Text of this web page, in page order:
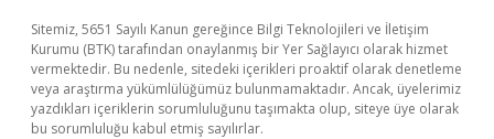
Sitemiz, 5651 Sayılı Kanun gereğince Bilgi Teknolojileri ve İletişim
Kurumu (BTK) tarafından onaylanmış bir Yer Sağlayıcı olarak hizmet
vermektedir. Bu nedenle, sitedeki içerikleri proaktif olarak denetleme
veya araştırma yükümlülüğümüz bulunmamaktadır. Ancak, üyelerimiz
yazdıkları içeriklerin sorumluluğunu taşımakta olup, siteye üye olarak
bu sorumluluğu kabul etmiş sayılırlar.